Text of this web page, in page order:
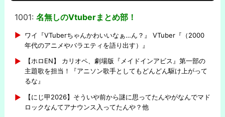
1001: 名無しのVtuberまとめ部！
ワイ『VTuberちゃんかわいいなぁ…ん？』 VTuber『（2000
年代のアニメやバラエティを語り出す）』
【ホロEN】 カリオペ、劇場版『メイドインアビス』第一部の
主題歌を担当！『アニソン歌手としてもどんどん駆け上がって
るな』
【にじ甲2026】そういや前から謎に思ってたんやがなんでマド
ロックなんてアナウンス入ってたんや？他